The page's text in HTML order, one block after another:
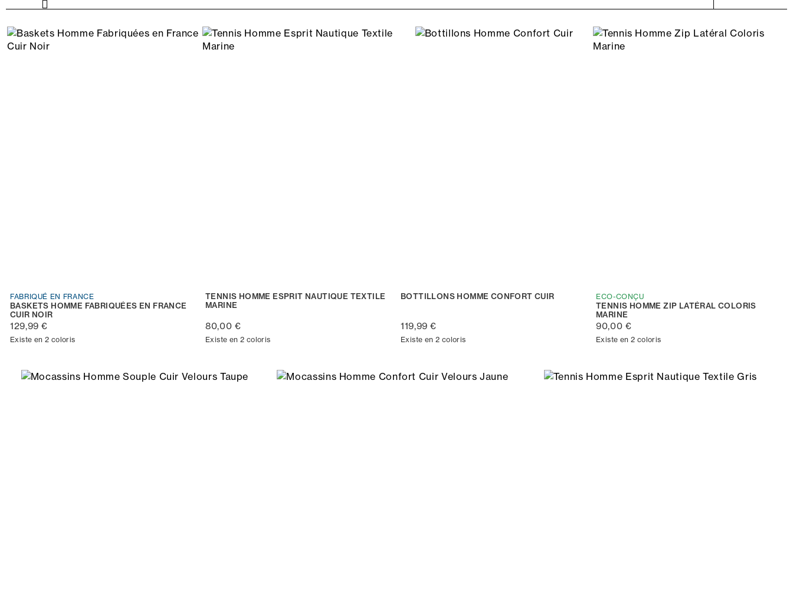
FABRIQUÉ EN FRANCE
BASKETS HOMME FABRIQUÉES EN FRANCE
CUIR NOIR
129,99 €
Existe en 2 coloris
TENNIS HOMME ESPRIT NAUTIQUE TEXTILE
MARINE
80,00 €
Existe en 2 coloris
BOTTILLONS HOMME CONFORT CUIR
119,99 €
Existe en 2 coloris
ECO-CONÇU
TENNIS HOMME ZIP LATÉRAL COLORIS
MARINE
90,00 €
Existe en 2 coloris